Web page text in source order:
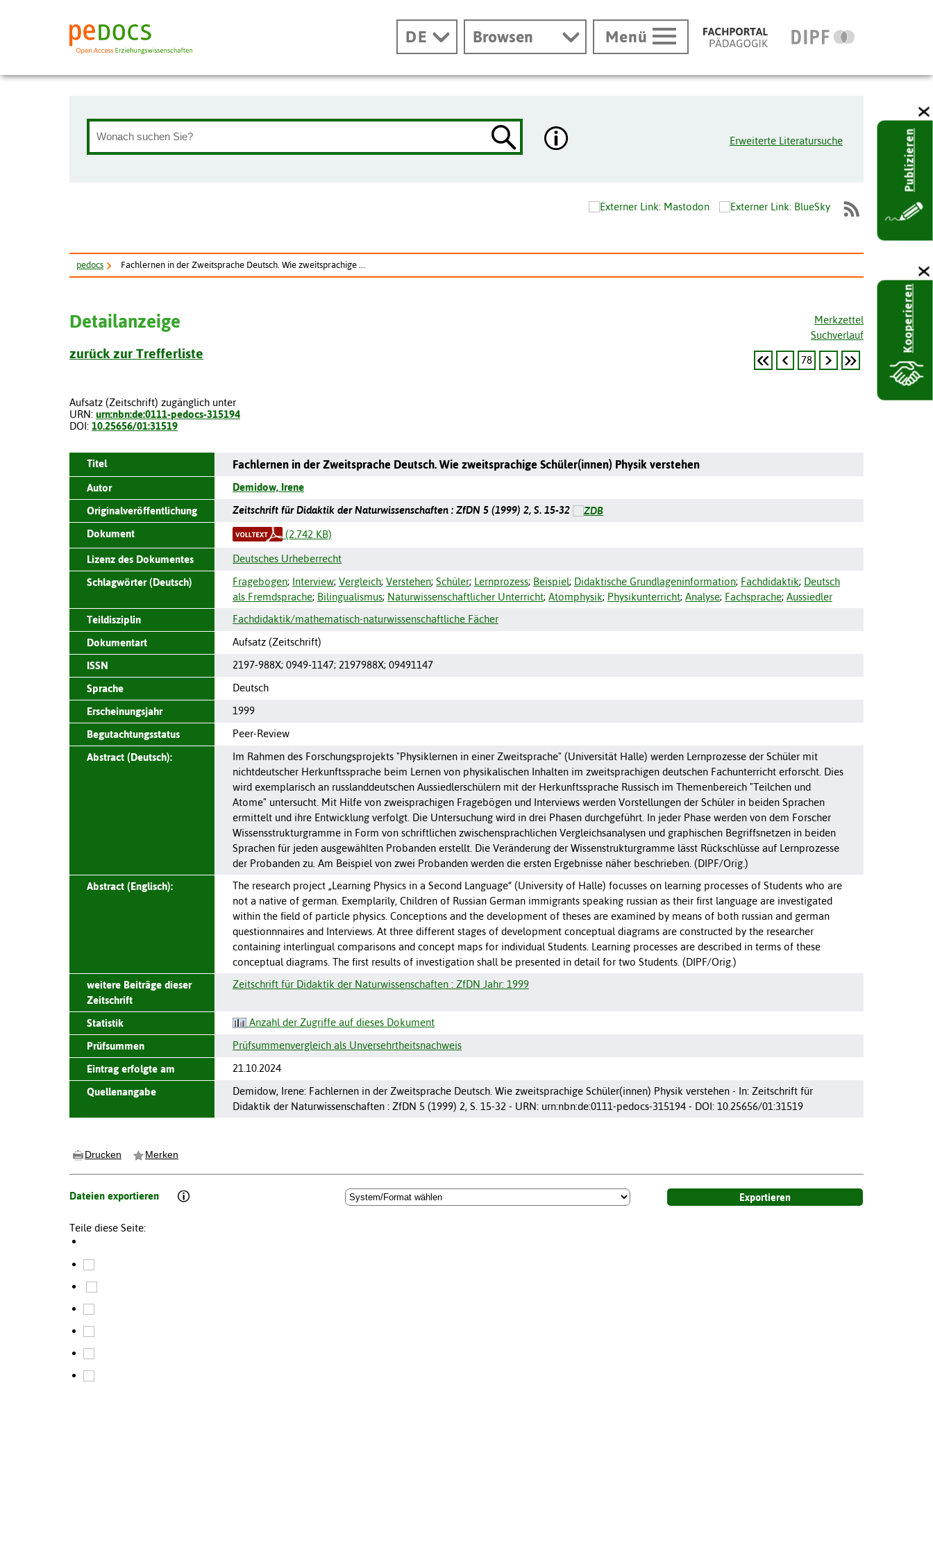
DE Browsen Menü
Erweiterte Literatursuche
pedocs Fachlernen in der Zweitsprache Deutsch. Wie zweitsprachige ...
Merkzettel
Suchverlauf
Detailanzeige
zurück zur Trefferliste 78
Aufsatz (Zeitschrift) zugänglich unter
URN: urn:nbn:de:0111-pedocs-315194
DOI: 10.25656/01:31519
Titel Fachlernen in der Zweitsprache Deutsch. Wie zweitsprachige Schüler(innen) Physik verstehen
Autor
Demidow, Irene
Originalveröffentlichung
Zeitschrift für Didaktik der Naturwissenschaften : ZfDN 5 (1999) 2, S. 15-32
Dokument
(2.742 KB)
Lizenz des Dokumentes
Deutsches Urheberrecht
Schlagwörter (Deutsch)
Fragebogen; Interview; Vergleich; Verstehen; Schüler; Lernprozess; Beispiel; Didaktische Grundlageninformation; Fachdidaktik; Deutsch
als Fremdsprache; Bilingualismus; Naturwissenschaftlicher Unterricht; Atomphysik; Physikunterricht; Analyse; Fachsprache; Aussiedler
Teildisziplin
Fachdidaktik/mathematisch-naturwissenschaftliche Fächer
Dokumentart
Aufsatz (Zeitschrift)
ISSN
2197-988X; 0949-1147; 2197988X; 09491147
Sprache
Deutsch
Erscheinungsjahr
1999
Begutachtungsstatus
Peer-Review
Abstract (Deutsch):
Im Rahmen des Forschungsprojekts "Physiklernen in einer Zweitsprache" (Universität Halle) werden Lernprozesse der Schüler mit
nichtdeutscher Herkunftssprache beim Lernen von physikalischen Inhalten im zweitsprachigen deutschen Fachunterricht erforscht. Dies
wird exemplarisch an russlanddeutschen Aussiedlerschülern mit der Herkunftssprache Russisch im Themenbereich "Teilchen und
Atome" untersucht. Mit Hilfe von zweisprachigen Fragebögen und Interviews werden Vorstellungen der Schüler in beiden Sprachen
ermittelt und ihre Entwicklung verfolgt. Die Untersuchung wird in drei Phasen durchgeführt. In jeder Phase werden von dem Forscher
Wissensstrukturgramme in Form von schriftlichen zwischensprachlichen Vergleichsanalysen und graphischen Begriffsnetzen in beiden
Sprachen für jeden ausgewählten Probanden erstellt. Die Veränderung der Wissenstrukturgramme lässt Rückschlüsse auf Lernprozesse
der Probanden zu. Am Beispiel von zwei Probanden werden die ersten Ergebnisse näher beschrieben. (DIPF/Orig.)
Abstract (Englisch):
The research project „Learning Physics in a Second Language“ (University of Halle) focusses on learning processes of Students who are
not a native of german. Exemplarily, Children of Russian German immigrants speaking russian as their first language are investigated
within the field of particle physics. Conceptions and the development of theses are examined by means of both russian and german
questionnnaires and Interviews. At three different stages of development conceptual diagrams are constructed by the researcher
containing interlingual comparisons and concept maps for individual Students. Learning processes are described in terms of these
conceptual diagrams. The first results of investigation shall be presented in detail for two Students. (DIPF/Orig.)
weitere Beiträge dieser
Zeitschrift
Zeitschrift für Didaktik der Naturwissenschaften : ZfDN Jahr: 1999
Statistik
Anzahl der Zugriffe auf dieses Dokument
Prüfsummen
Prüfsummenvergleich als Unversehrtheitsnachweis
Eintrag erfolgte am
21.10.2024
Quellenangabe
Demidow, Irene: Fachlernen in der Zweitsprache Deutsch. Wie zweitsprachige Schüler(innen) Physik verstehen - In: Zeitschrift für
Didaktik der Naturwissenschaften : ZfDN 5 (1999) 2, S. 15-32 - URN: urn:nbn:de:0111-pedocs-315194 - DOI: 10.25656/01:31519
Drucken Merken
Dateien exportieren
Teile diese Seite:
Publizieren
Kooperieren